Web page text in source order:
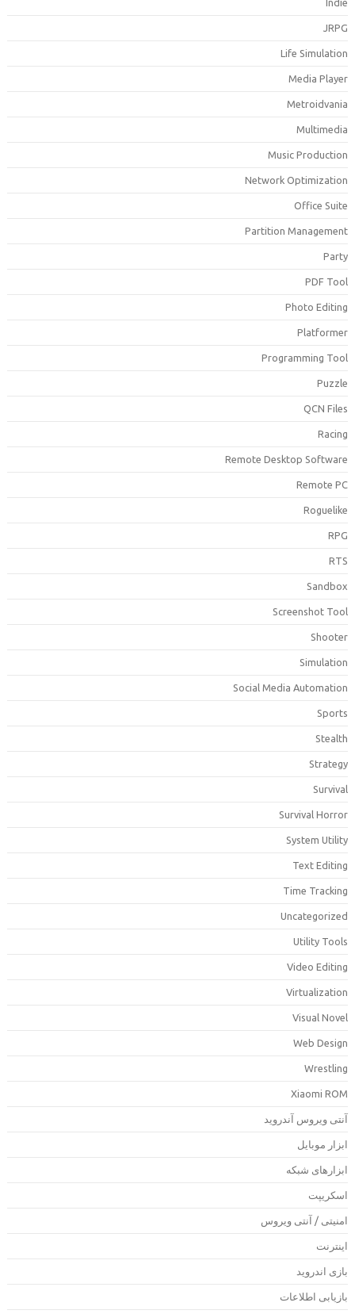
Life
Media
Music
Network
Office
Partition
PDF
Photo
Programming
QCN
Remote Desktop
Remote
Screenshot
Social Media
Survival
System
Text
Time
Utility
Video
Visual
Web
Xiaomi
ویروس آندروید
موبایل
شبکه
/ آنتی ویروس
اندروید
اطلاعات